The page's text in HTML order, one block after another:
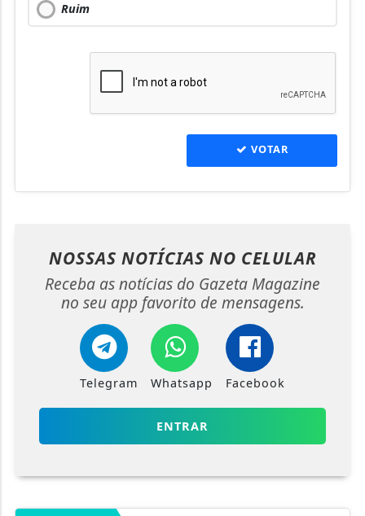
Ruim
VOTAR
NOSSAS NOTÍCIAS NO CELULAR
Receba as notícias do Gazeta Magazine
no seu app favorito de mensagens.
Telegram Whatsapp Facebook
ENTRAR